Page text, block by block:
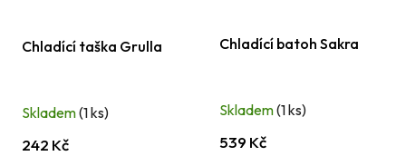
Chladící taška Grulla
Skladem(1 ks)
242 Kč
Chladící batoh Sakra
Skladem(1 ks)
539 Kč